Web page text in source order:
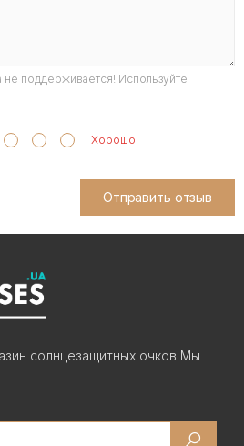
не поддерживается! Используйте
Хорошо
Отправить отзыв
солнцезащитных очков Мы